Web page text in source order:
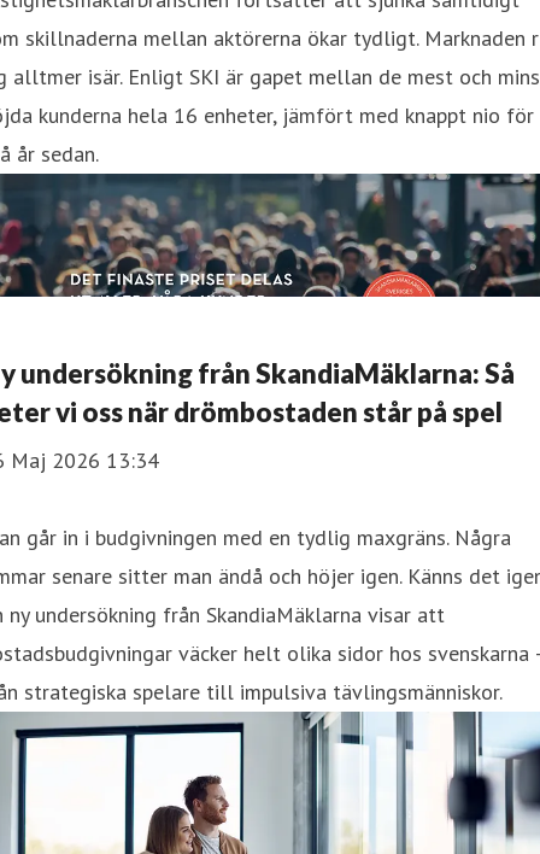
skillnaderna mellan aktörerna ökar tydligt. Marknaden
alltmer isär. Enligt SKI är gapet mellan de mest och
kunderna hela 16 enheter, jämfört med knappt nio för
år sedan.
undersökning från SkandiaMäklarna: Så
vi oss när drömbostaden står på spel
Maj 2026 13:34
går in i budgivningen med en tydlig maxgräns. Några
senare sitter man ändå och höjer igen. Känns det
ny undersökning från SkandiaMäklarna visar att
väcker helt olika sidor hos svenskarna
strategiska spelare till impulsiva tävlingsmänniskor.